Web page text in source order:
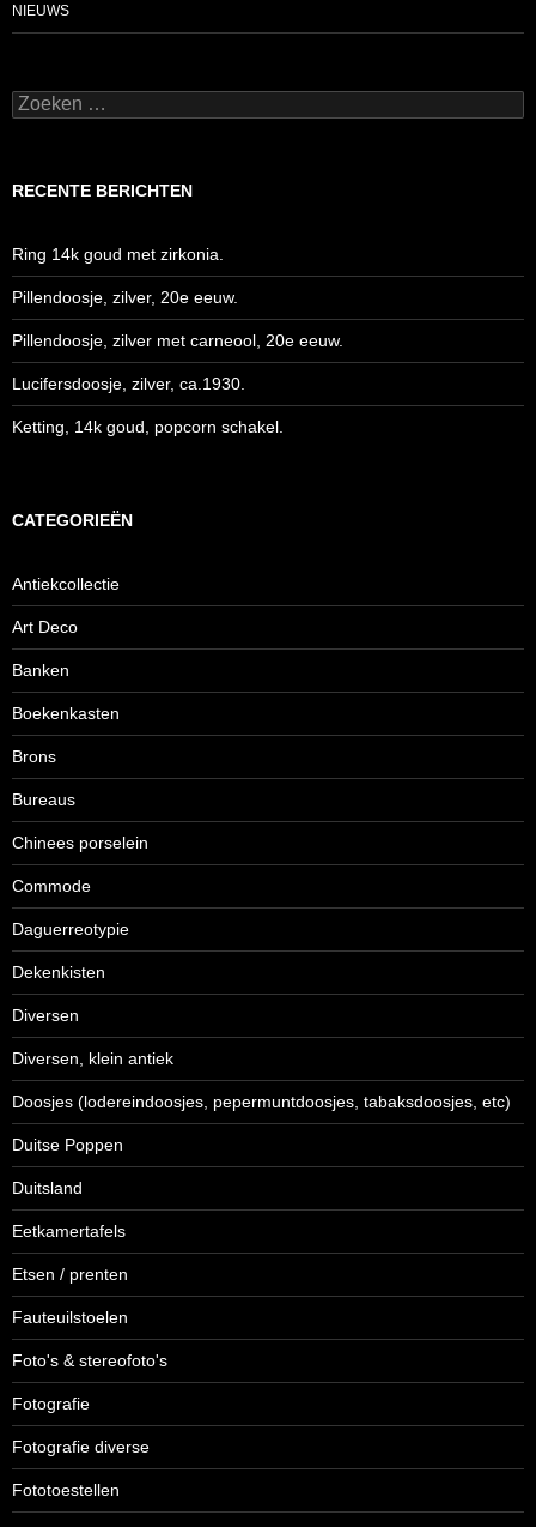
NIEUWS
Zoeken
naar:
RECENTE BERICHTEN
Ring 14k goud met zirkonia.
Pillendoosje, zilver, 20e eeuw.
Pillendoosje, zilver met carneool, 20e eeuw.
Lucifersdoosje, zilver, ca.1930.
Ketting, 14k goud, popcorn schakel.
CATEGORIEËN
Antiekcollectie
Art Deco
Banken
Boekenkasten
Brons
Bureaus
Chinees porselein
Commode
Daguerreotypie
Dekenkisten
Diversen
Diversen, klein antiek
Doosjes (lodereindoosjes, pepermuntdoosjes, tabaksdoosjes, etc)
Duitse Poppen
Duitsland
Eetkamertafels
Etsen / prenten
Fauteuilstoelen
Foto's & stereofoto's
Fotografie
Fotografie diverse
Fototoestellen